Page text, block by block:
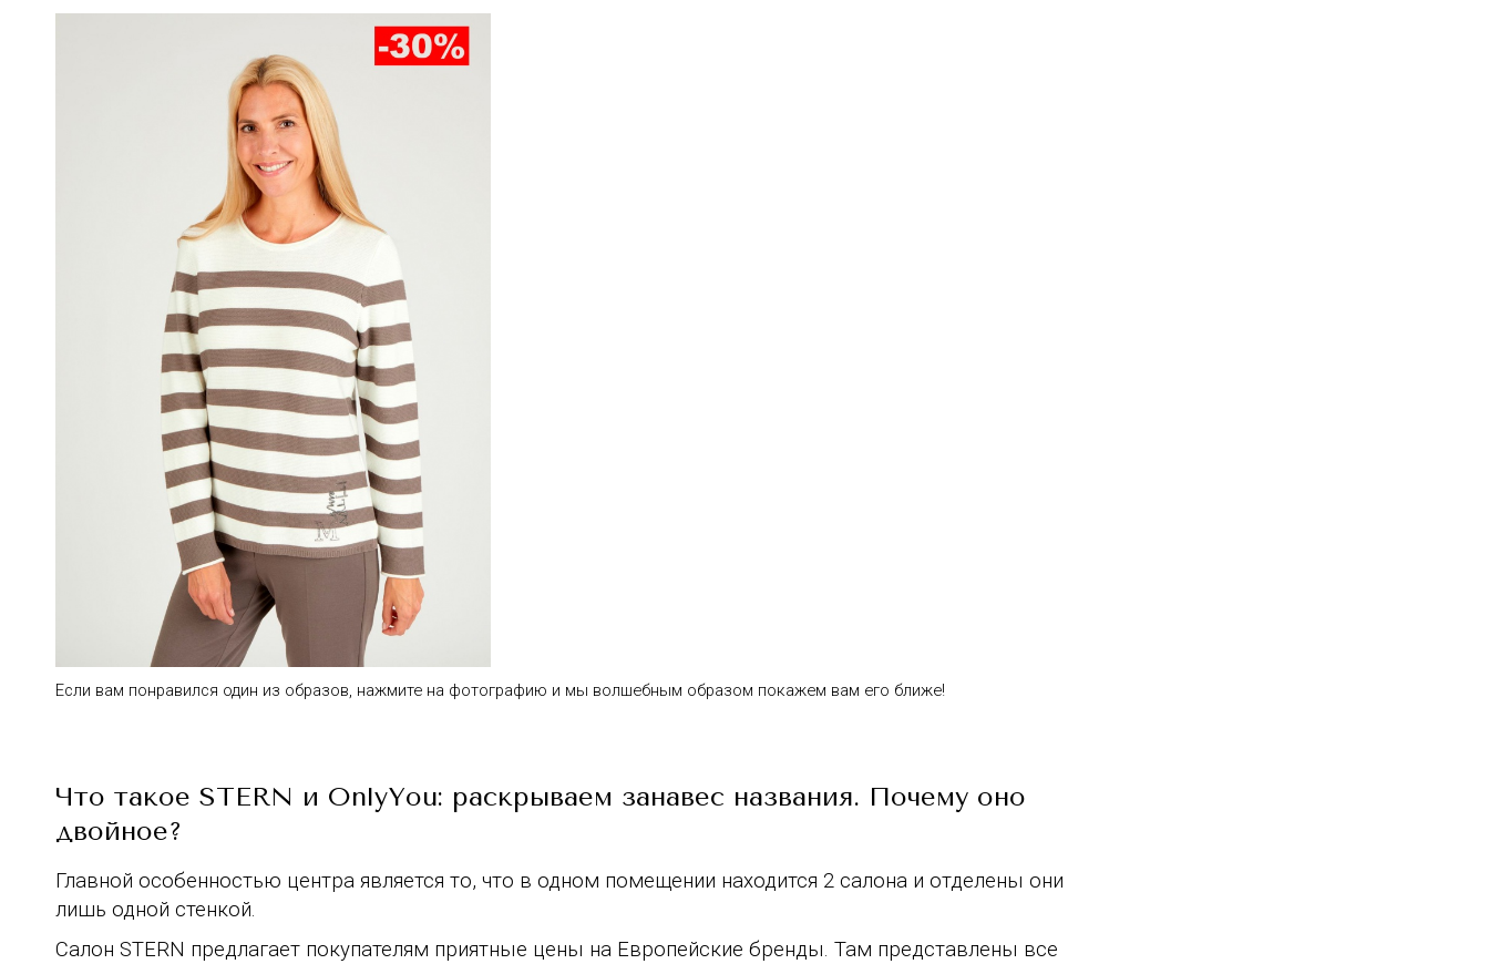
Если вам понравился один из образов, нажмите на фотографию и мы волшебным образом покажем вам его ближе!
Что такое STERN и OnlyYou: раскрываем занавес названия. Почему оно
двойное?
Главной особенностью центра является то, что в одном помещении находится 2 салона и отделены они
лишь одной стенкой.
Салон STERN предлагает покупателям приятные цены на Европейские бренды. Там представлены все